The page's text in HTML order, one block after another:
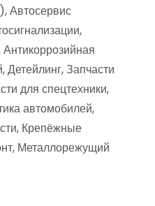
Автосервис
Детейлинг, Запчасти
для спецтехники,
автомобилей,
Крепёжные
Металлорежущий